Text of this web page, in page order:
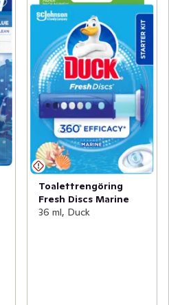
Toalettrengöring
Fresh Discs Marine
36 ml, Duck